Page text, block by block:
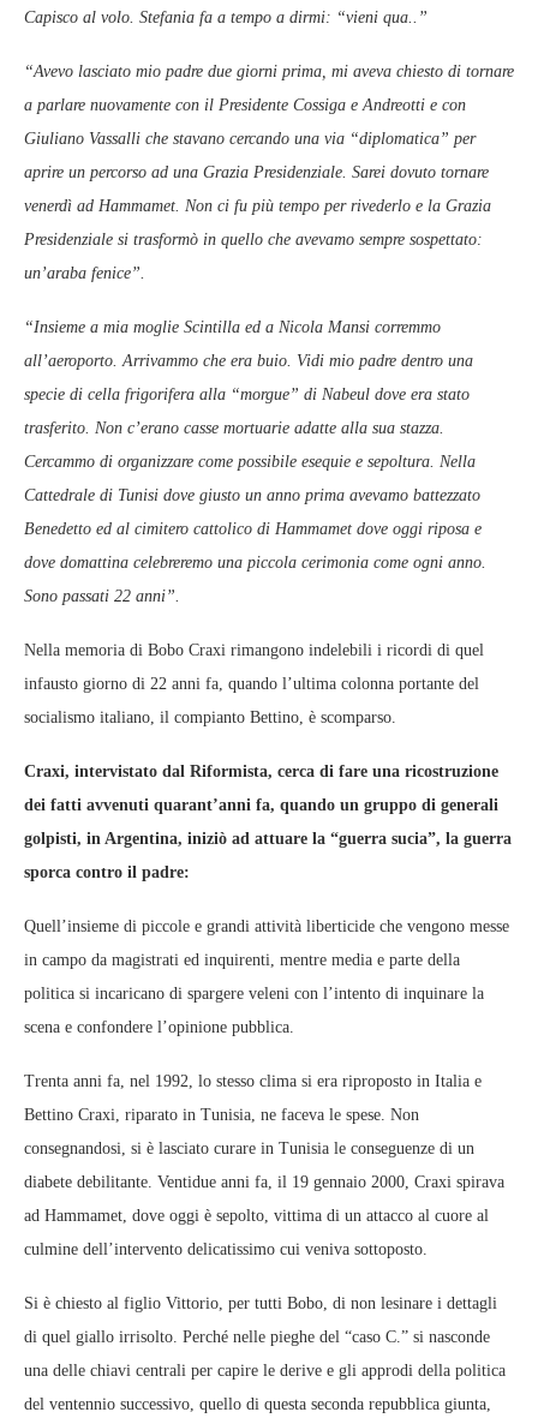
Capisco al volo. Stefania fa a tempo a dirmi: “vieni qua..”
“Avevo lasciato mio padre due giorni prima, mi aveva chiesto di tornare
a parlare nuovamente con il Presidente Cossiga e Andreotti e con
Giuliano Vassalli che stavano cercando una via “diplomatica” per
aprire un percorso ad una Grazia Presidenziale. Sarei dovuto tornare
venerdì ad Hammamet. Non ci fu più tempo per rivederlo e la Grazia
Presidenziale si trasformò in quello che avevamo sempre sospettato:
un’araba fenice”.
“Insieme a mia moglie Scintilla ed a Nicola Mansi corremmo
all’aeroporto. Arrivammo che era buio. Vidi mio padre dentro una
specie di cella frigorifera alla “morgue” di Nabeul dove era stato
trasferito. Non c’erano casse mortuarie adatte alla sua stazza.
Cercammo di organizzare come possibile esequie e sepoltura. Nella
Cattedrale di Tunisi dove giusto un anno prima avevamo battezzato
Benedetto ed al cimitero cattolico di Hammamet dove oggi riposa e
dove domattina celebreremo una piccola cerimonia come ogni anno.
Sono passati 22 anni”.
Nella memoria di Bobo Craxi rimangono indelebili i ricordi di quel
infausto giorno di 22 anni fa, quando l’ultima colonna portante del
socialismo italiano, il compianto Bettino, è scomparso.
Craxi, intervistato dal Riformista, cerca di fare una ricostruzione
dei fatti avvenuti quarant’anni fa, quando un gruppo di generali
golpisti, in Argentina, iniziò ad attuare la “guerra sucia”, la guerra
sporca contro il padre:
Quell’insieme di piccole e grandi attività liberticide che vengono messe
in campo da magistrati ed inquirenti, mentre media e parte della
politica si incaricano di spargere veleni con l’intento di inquinare la
scena e confondere l’opinione pubblica.
Trenta anni fa, nel 1992, lo stesso clima si era riproposto in Italia e
Bettino Craxi, riparato in Tunisia, ne faceva le spese. Non
consegnandosi, si è lasciato curare in Tunisia le conseguenze di un
diabete debilitante. Ventidue anni fa, il 19 gennaio 2000, Craxi spirava
ad Hammamet, dove oggi è sepolto, vittima di un attacco al cuore al
culmine dell’intervento delicatissimo cui veniva sottoposto.
Si è chiesto al figlio Vittorio, per tutti Bobo, di non lesinare i dettagli
di quel giallo irrisolto. Perché nelle pieghe del “caso C.” si nasconde
una delle chiavi centrali per capire le derive e gli approdi della politica
del ventennio successivo, quello di questa seconda repubblica giunta,